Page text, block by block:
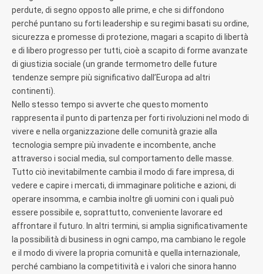
perdute, di segno opposto alle prime, e che si diffondono
perché puntano su forti leadership e su regimi basati su ordine,
sicurezza e promesse di protezione, magari a scapito di libertà
e di libero progresso per tutti, cioè a scapito di forme avanzate
di giustizia sociale (un grande termometro delle future
tendenze sempre più significativo dall’Europa ad altri
continenti).
Nello stesso tempo si avverte che questo momento
rappresenta il punto di partenza per forti rivoluzioni nel modo di
vivere e nella organizzazione delle comunità grazie alla
tecnologia sempre più invadente e incombente, anche
attraverso i social media, sul comportamento delle masse.
Tutto ciò inevitabilmente cambia il modo di fare impresa, di
vedere e capire i mercati, di immaginare politiche e azioni, di
operare insomma, e cambia inoltre gli uomini con i quali può
essere possibile e, soprattutto, conveniente lavorare ed
affrontare il futuro. In altri termini, si amplia significativamente
la possibilità di business in ogni campo, ma cambiano le regole
e il modo di vivere la propria comunità e quella internazionale,
perché cambiano la competitività e i valori che sinora hanno